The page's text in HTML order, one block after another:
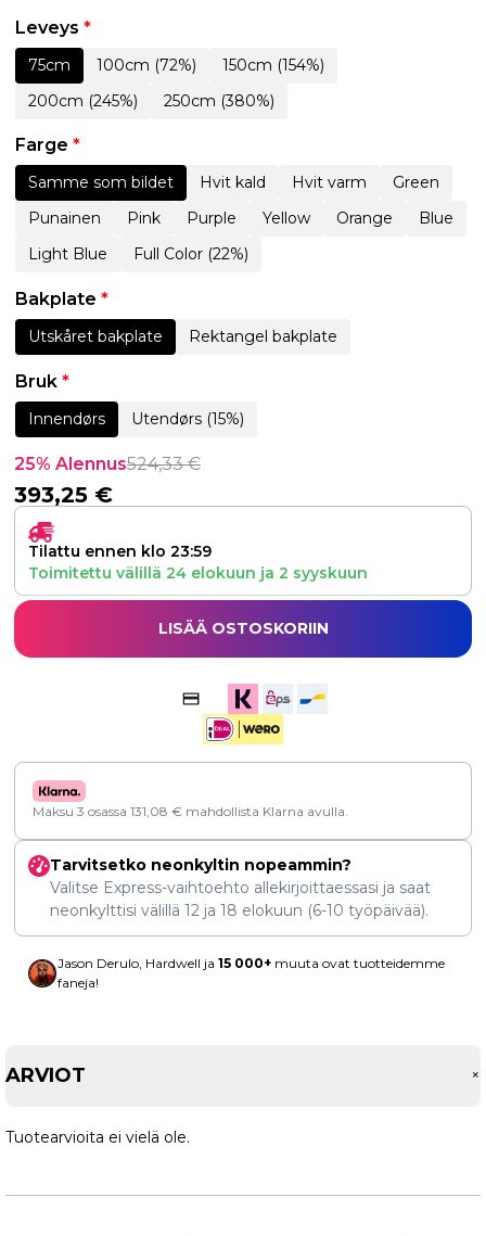
Leveys *
75cm 100cm (72%)
150cm (154%)
200cm (245%)
250cm (380%)
Farge *
Samme som bildet Hvit kald Hvit varm
Green
Punainen
Pink Purple Yellow Orange
Blue
Light Blue
Full Color (22%)
Bakplate *
Utskåret bakplate Rektangel bakplate
Bruk *
Innendørs Utendørs (15%)
25% Alennus524,33€
393,25 €
Tilattu ennen klo 23:59
Toimitettu välillä 24 elokuun ja 2 syyskuun
LISÄÄ OSTOSKORIIN
Maksu 3 osassa 131,08 € mahdollista Klarna avulla.
Tarvitsetko neonkyltin nopeammin?
Valitse Express-vaihtoehto allekirjoittaessasi ja saat
neonkylttisi välillä 12 ja 18 elokuun (6-10 työpäivää).
Jason Derulo, Hardwell ja 15 000+ muuta ovat tuotteidemme
faneja!
ARVIOT +
Tuotearvioita ei vielä ole.